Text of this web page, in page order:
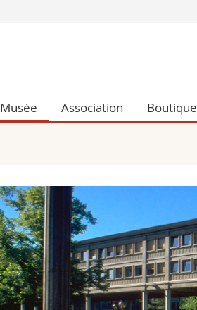
et sociales et management
Musée Association Boutique